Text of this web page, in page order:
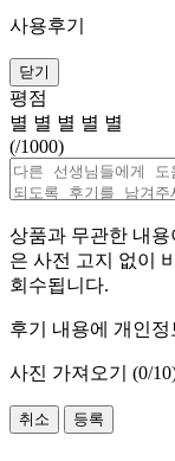
사용후기
닫기
평점
별 별 별 별 별
(/1000)
상품과 무관한 내
은 사전 고지 없이
회수됩니다.
후기 내용에 개인
사진 가져오기 (0/
취소 등록